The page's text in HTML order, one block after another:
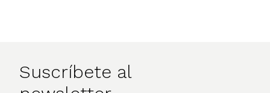
Suscríbete al